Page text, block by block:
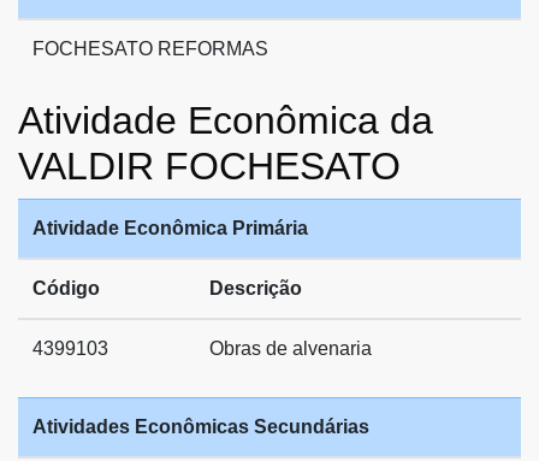
FOCHESATO REFORMAS
Atividade Econômica da
VALDIR FOCHESATO
Atividade Econômica Primária
Código Descrição
4399103 Obras de alvenaria
Atividades Econômicas Secundárias